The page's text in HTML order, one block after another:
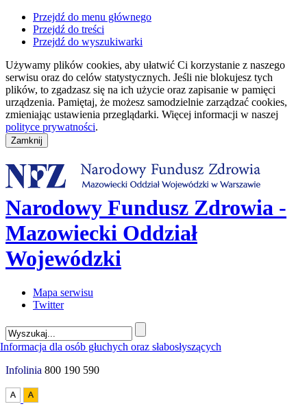
Przejdź do menu głównego
Przejdź do treści
Przejdź do wyszukiwarki
Używamy plików cookies, aby ułatwić Ci korzystanie z naszego
serwisu oraz do celów statystycznych. Jeśli nie blokujesz tych
plików, to zgadzasz się na ich użycie oraz zapisanie w pamięci
urządzenia. Pamiętaj, że możesz samodzielnie zarządzać cookies,
zmieniając ustawienia przeglądarki. Więcej informacji w naszej
polityce prywatności.
Narodowy Fundusz Zdrowia -
Mazowiecki Oddział
Wojewódzki
Mapa serwisu
Twitter
Infolinia 800 190 590